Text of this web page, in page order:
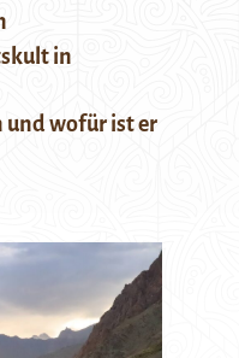
in
und wofür ist er